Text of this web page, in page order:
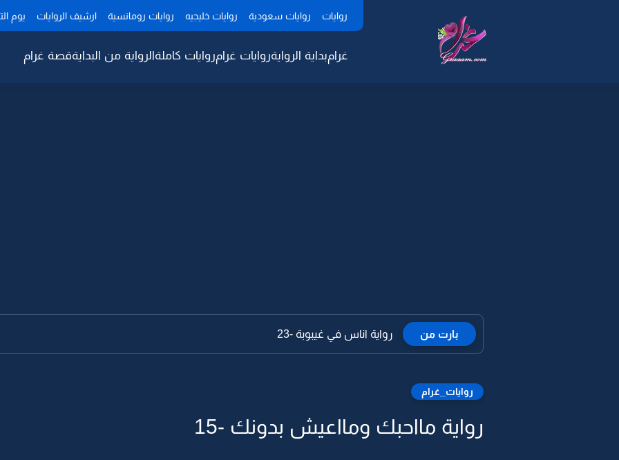
روايات روايات سعودية روايات خليجيه روايات رومانسية ارشيف الروايات يوم
غرامبداية الروايةروايات غرامروايات كاملةالرواية من البدايةقصة غرام
بارت من رواية اناس في غيبوبة -23
روايات_غرام
رواية مااحبك ومااعيش بدونك -15